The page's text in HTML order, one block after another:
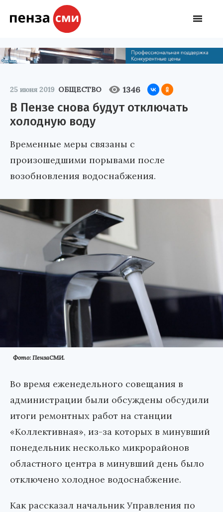
25 июня 2019 ОБЩЕСТВО 1346
В Пензе снова будут отключать
холодную воду
Временные меры связаны с
произошедшими порывами после
возобновления водоснабжения.
Фото: ПензаСМИ.
Во время еженедельного совещания в
администрации были обсуждены обсудили
итоги ремонтных работ на станции
«Коллективная», из-за которых в минувший
понедельник несколько микрорайонов
областного центра в минувший день было
отключено холодное водоснабжение.
Как рассказал начальник Управления по